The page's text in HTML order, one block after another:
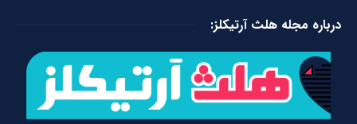
درباره مجله هلث آرتیکلز: